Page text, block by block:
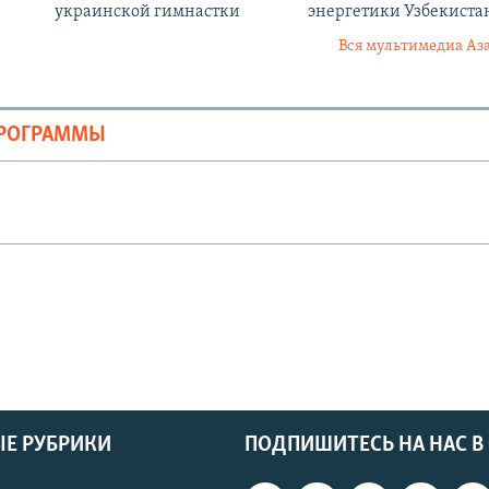
украинской гимнастки
энергетики
Вся мультимедиа
ПОДПИШИТЕСЬ НА НАС В
РУБРИКИ